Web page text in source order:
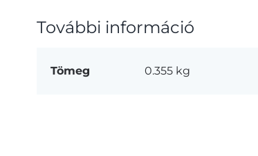
További információ
Tömeg 0.355 kg